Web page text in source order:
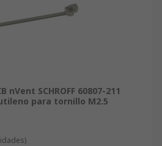
SCHROFF 60807-211
para tornillo M2.5